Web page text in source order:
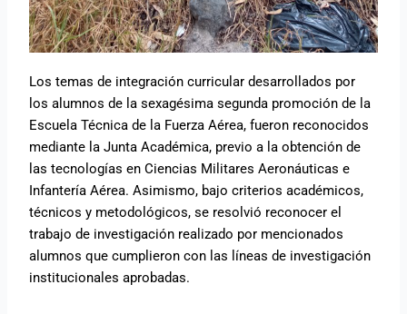
Los temas de integración curricular desarrollados por
los alumnos de la sexagésima segunda promoción de la
Escuela Técnica de la Fuerza Aérea, fueron reconocidos
mediante la Junta Académica, previo a la obtención de
las tecnologías en Ciencias Militares Aeronáuticas e
Infantería Aérea. Asimismo, bajo criterios académicos,
técnicos y metodológicos, se resolvió reconocer el
trabajo de investigación realizado por mencionados
alumnos que cumplieron con las líneas de investigación
institucionales aprobadas.